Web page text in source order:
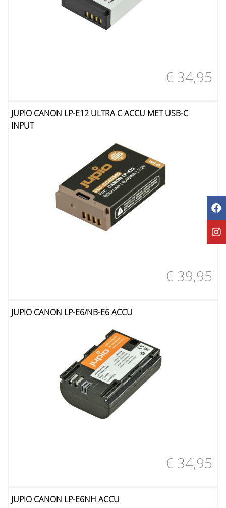
€ 34,95
JUPIO CANON LP-E12 ULTRA C ACCU MET USB-C
INPUT
€ 39,95
JUPIO CANON LP-E6/NB-E6 ACCU
€ 34,95
JUPIO CANON LP-E6NH ACCU